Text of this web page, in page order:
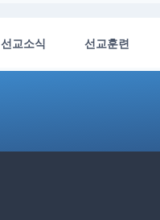
선교소식 선교훈련